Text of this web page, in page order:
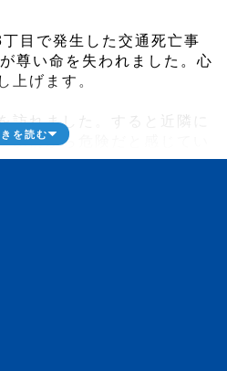
目で発生した交通死亡事
尊い命を失われました。心
上げます。
訪れました。すると近隣に
以前から危険だと感じてい
しい」との切実な声をお聞
立南小学校コミュニティス
が行われてきました。しか
いまま、今回の痛ましい事
た。
を読む